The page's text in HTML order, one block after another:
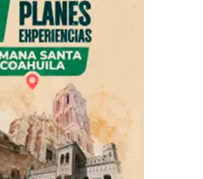
deportivos de Go Time,
que se vive
de eventos deportivos
que esta es una ciudad
en nosotros este tipo de
segura del país”, dijo.